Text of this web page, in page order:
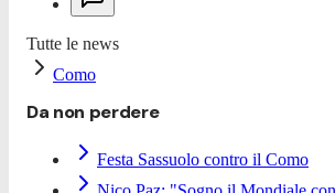
Tutte le news
Como
Da non perdere
Festa Sassuolo contro il Como